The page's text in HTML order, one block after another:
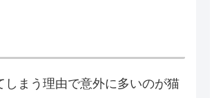
まう理由で意外に多いのが猫